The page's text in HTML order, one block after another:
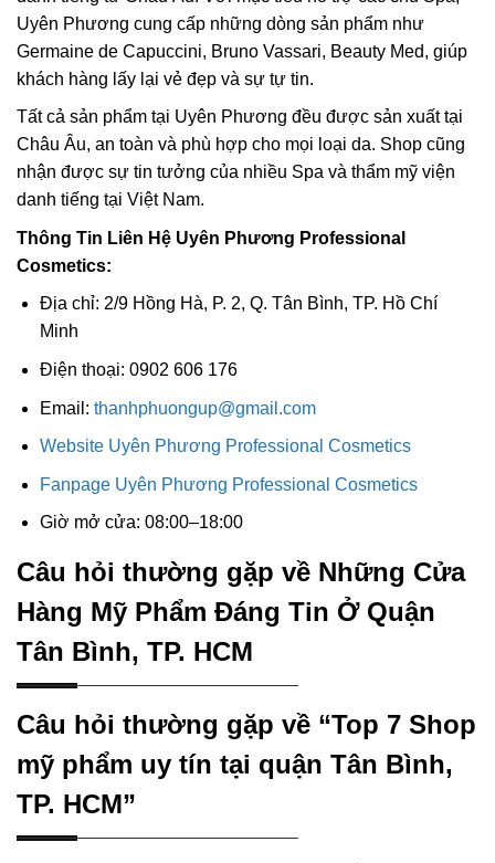
Uyên Phương cung cấp những dòng sản phẩm như
Germaine de Capuccini, Bruno Vassari, Beauty Med, giúp
khách hàng lấy lại vẻ đẹp và sự tự tin.
Tất cả sản phẩm tại Uyên Phương đều được sản xuất tại
Châu Âu, an toàn và phù hợp cho mọi loại da. Shop cũng
nhận được sự tin tưởng của nhiều Spa và thẩm mỹ viện
danh tiếng tại Việt Nam.
Thông Tin Liên Hệ Uyên Phương Professional
Cosmetics:
Địa chỉ: 2/9 Hồng Hà, P. 2, Q. Tân Bình, TP. Hồ Chí
Minh
Điện thoại: 0902 606 176
Email: thanhphuongup@gmail.com
Website Uyên Phương Professional Cosmetics
Fanpage Uyên Phương Professional Cosmetics
Giờ mở cửa: 08:00–18:00
Câu hỏi thường gặp về Những Cửa
Hàng Mỹ Phẩm Đáng Tin Ở Quận
Tân Bình, TP. HCM
Câu hỏi thường gặp về “Top 7 Shop
mỹ phẩm uy tín tại quận Tân Bình,
TP. HCM”